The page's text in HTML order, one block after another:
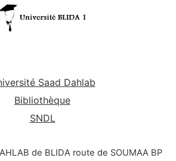
Saad Dahlab
Bibliothèque
SNDL
de BLIDA route de SOUMAA BP